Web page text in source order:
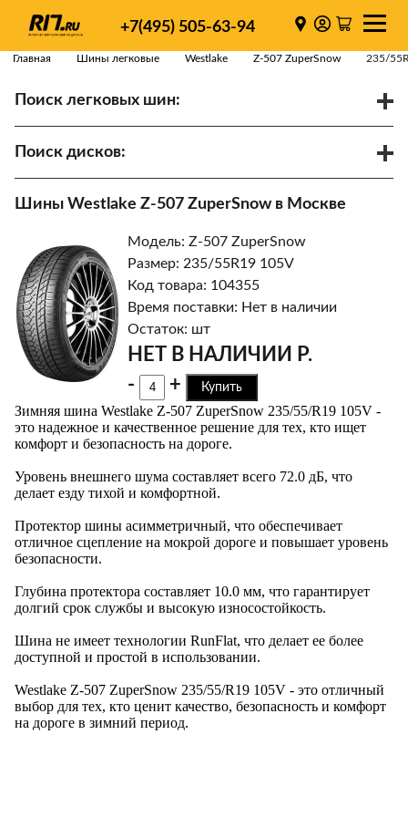
+7(495) 505-63-94
Главная Шины легковые Westlake Z-507 ZuperSnow 235/
Поиск легковых шин:
Поиск дисков:
Найти
Шины Westlake Z-507 ZuperSnow в Москве
Модель: Z-507 ZuperSnow
Размер: 235/55R19 105V
Код товара: 104355
Время поставки: Нет в наличии
Остаток: шт
НЕТ В НАЛИЧИИ Р.
-
+ Купить
Зимняя шина Westlake Z-507 ZuperSnow 235/55/R19 105V -
это надежное и качественное решение для тех, кто ищет
комфорт и безопасность на дороге.
Уровень внешнего шума составляет всего 72.0 дБ, что
делает езду тихой и комфортной.
Протектор шины асимметричный, что обеспечивает
отличное сцепление на мокрой дороге и повышает уровень
безопасности.
Глубина протектора составляет 10.0 мм, что гарантирует
долгий срок службы и высокую износостойкость.
Шина не имеет технологии RunFlat, что делает ее более
доступной и простой в использовании.
Westlake Z-507 ZuperSnow 235/55/R19 105V - это отличный
выбор для тех, кто ценит качество, безопасность и комфорт
на дороге в зимний период.